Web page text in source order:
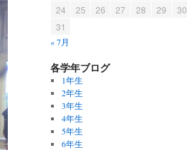
24
25 26 27 28 29
30
31
« 7月
各学年ブログ
1年生
2年生
3年生
4年生
5年生
6年生